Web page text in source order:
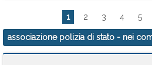
1 2 3 4 5
associazione polizia di stato - nei